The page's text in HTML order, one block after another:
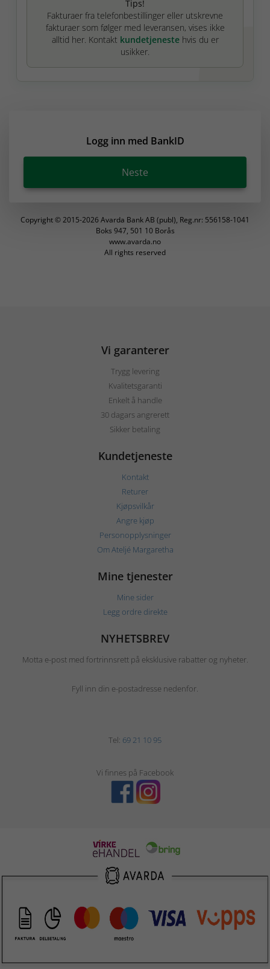
Tips!
Fakturaer fra telefonbestillinger eller utskrevne
fakturaer som følger med leveransen, vises ikke
alltid her. Kontakt kundetjenestehvis du er
usikker.
Vi garanterer
Trygg levering
Kvalitetsgaranti
Enkelt å handle
30 dagars angrerett
Sikker betaling
Kundetjeneste
Kontakt
Returer
Kjøpsvilkår
Angre kjøp
Personopplysninger
Om Ateljé Margaretha
Mine tjenester
Mine sider
Legg ordre direkte
NYHETSBREV
Motta e-post med fortrinnsrett på eksklusive rabatter og nyheter.
Fyll inn din e-postadresse nedenfor.
Tel: 69 21 10 95
Vi finnes på Facebook